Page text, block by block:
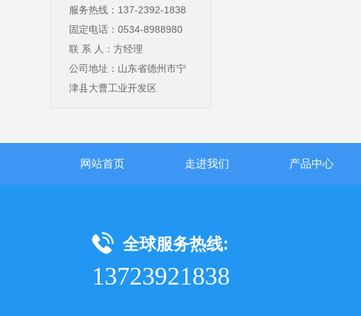
服务热线：137-2392-1838
固定电话：0534-8988980
联 系 人：方经理
公司地址：山东省德州市宁
津县大曹工业开发区
网站首页 走进我们 产品中心
全球服务热线:
13723921838